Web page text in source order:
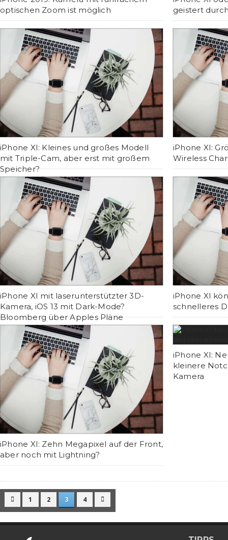
optischen Zoom ist möglich
geistert
iPhone XI: Kleines und großes Modell
mit Triple-Cam, aber erst mit großem
Speicher?
iPhone XI:
Wireless
iPhone XI mit laserunterstützter 3D-
Kamera, iOS 13 mit Dark-Mode?
Bloomberg über Apples Pläne
iPhone XI
schnelleres
iPhone XI: Zehn Megapixel auf der Front,
aber noch mit Lightning?
iPhone XI:
kleinere
Kamera
 1 2 3 4 